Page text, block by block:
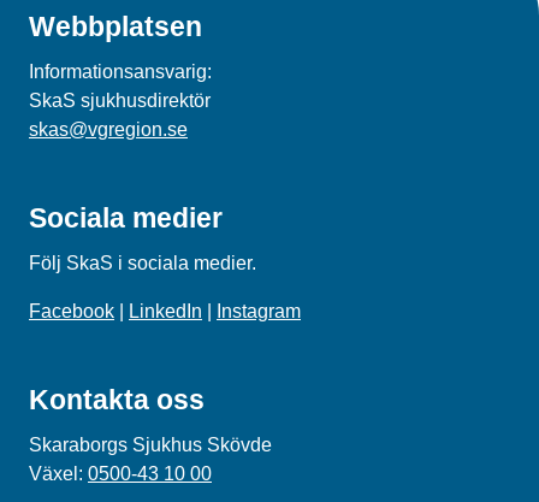
Webbplatsen
Informationsansvarig:
SkaS sjukhusdirektör
skas@vgregion.se
Sociala medier
Följ SkaS i sociala medier.
Facebook LinkedIn Instagram
Kontakta oss
Skaraborgs Sjukhus Skövde
Växel: 0500-43 10 00